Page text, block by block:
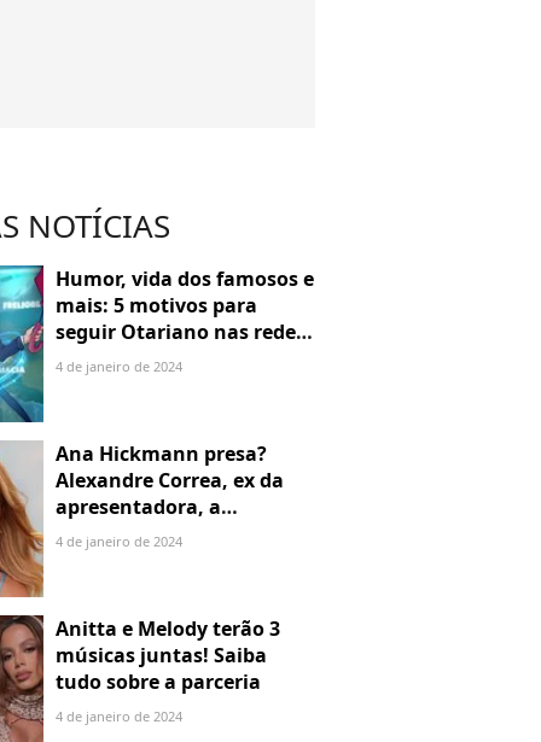
NOTÍCIAS
Humor, vida dos famosos e
mais: 5 motivos para
seguir Otariano nas redes
sociais
4 de janeiro de 2024
Ana Hickmann presa?
Alexandre Correa, ex da
apresentadora, a
denuncia por alienação
parental
4 de janeiro de 2024
Anitta e Melody terão 3
músicas juntas! Saiba
tudo sobre a parceria
4 de janeiro de 2024